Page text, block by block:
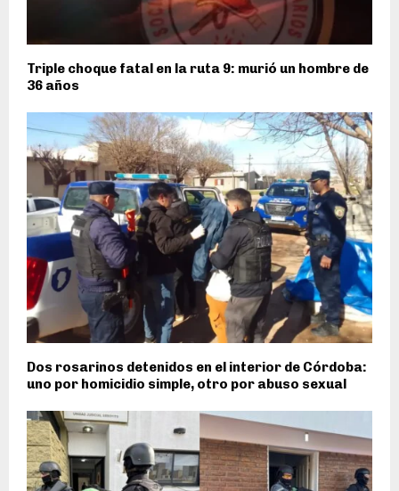
Triple choque fatal en la ruta 9: murió un hombre de
36 años
Dos rosarinos detenidos en el interior de Córdoba:
uno por homicidio simple, otro por abuso sexual